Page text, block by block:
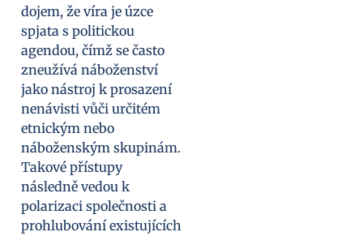
dojem, že víra je úzce
spjata s politickou
agendou, čímž se často
zneužívá náboženství
jako nástroj k prosazení
nenávisti vůči určitém
etnickým nebo
náboženským skupinám.
Takové přístupy
následně vedou k
polarizaci společnosti a
prohlubování existujících